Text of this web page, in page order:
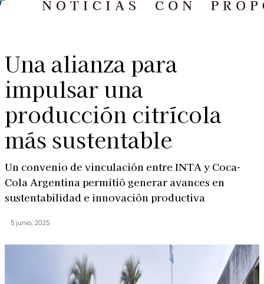
Una alianza para
impulsar una
producción citrícola
más sustentable
Un convenio de vinculación entre INTA y Coca-
Cola Argentina permitió generar avances en
sustentabilidad e innovación productiva
5 junio, 2025